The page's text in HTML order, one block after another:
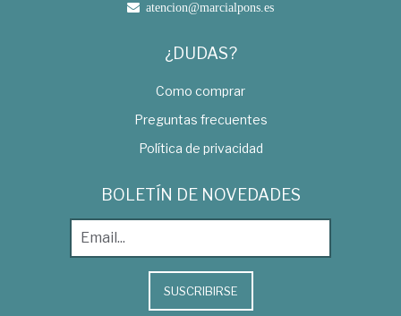
atencion@marcialpons.es
¿DUDAS?
Como comprar
Preguntas frecuentes
Política de privacidad
BOLETÍN DE NOVEDADES
SUSCRIBIRSE